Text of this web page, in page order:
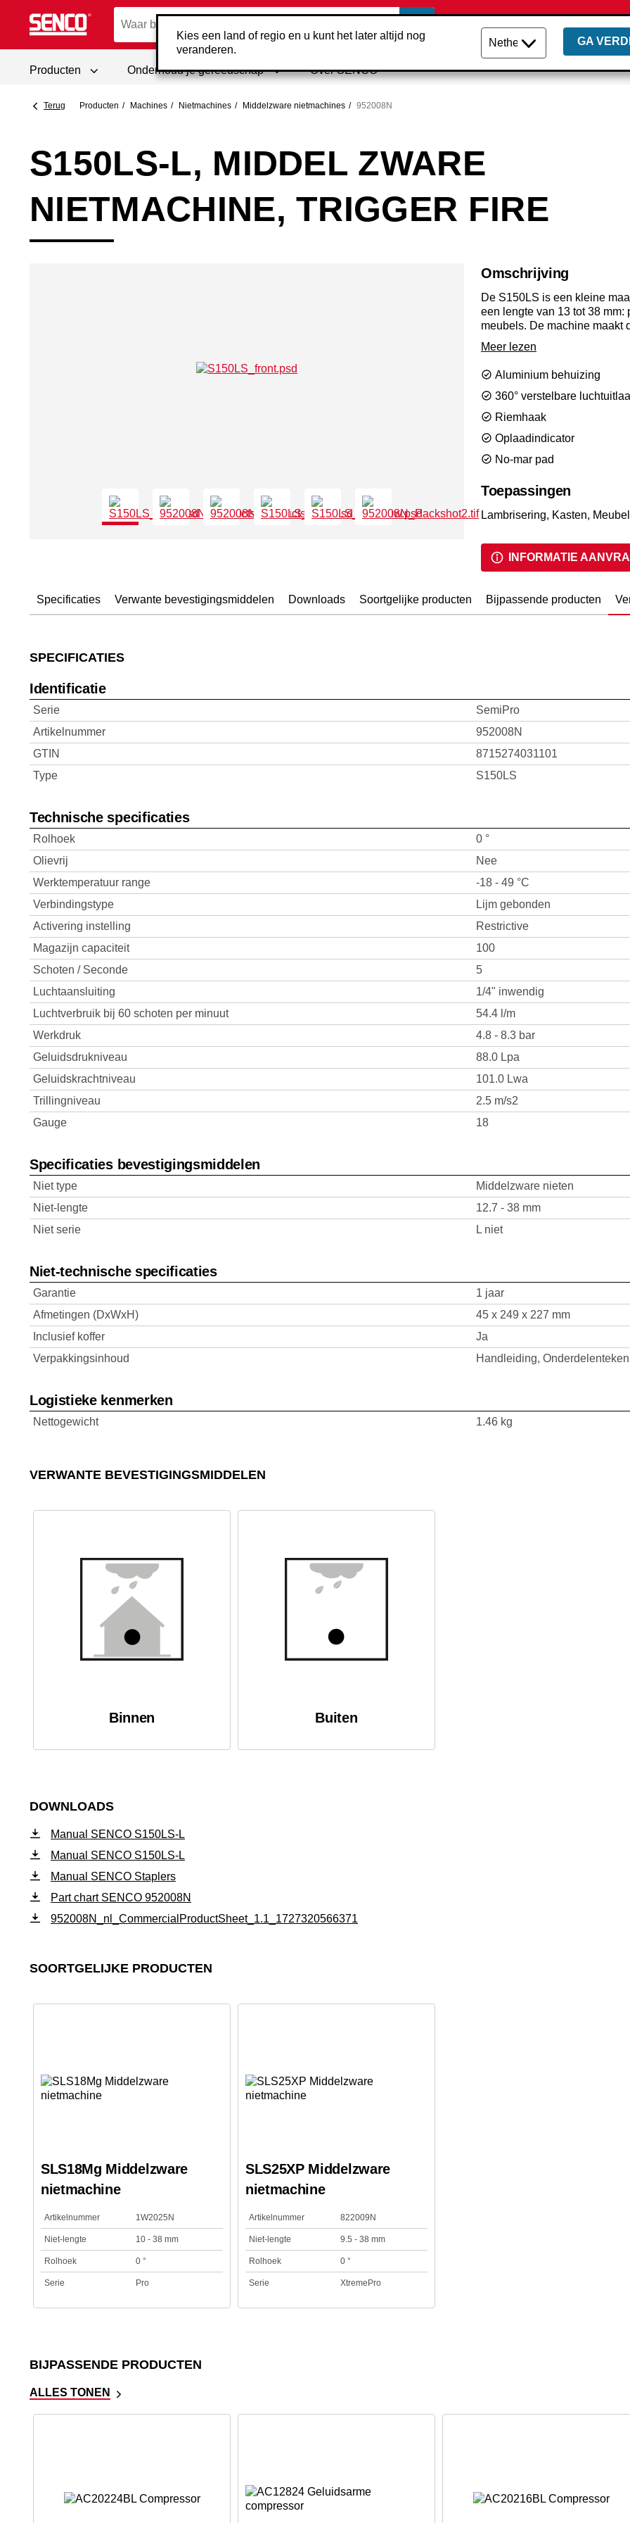
Kies een land of regio en u kunt het later altijd nog
veranderen.
GA
Producten Onderhoud je gereedschap Over SENCO
Terug Producten Machines Nietmachines Middelzware nietmachines 952008N
S150LS-L, MIDDEL ZWARE
NIETMACHINE, TRIGGER FIRE
Omschrijving
De S150LS is een kleine
een lengte van 13 tot 38
meubels. De machine maakt
volgens onze hoge normen
SemiPro-reeks is ontworpen
SemiPro machines
1 jaar garantie. Eenvoudig
Meer lezen
Aluminium behuizing
360° verstelbare
Riemhaak
Oplaadindicator
No-mar pad
Toepassingen
Lambrisering, Kasten,
INFORMATIE
Specificaties Verwante bevestigingsmiddelen Downloads Soortgelijke producten Bijpassende producten
SPECIFICATIES
Identificatie
Serie
SemiPro
Artikelnummer
952008N
GTIN
8715274031101
Type
S150LS
Technische specificaties
Rolhoek
0 °
Olievrij
Nee
Werktemperatuur range
-18 - 49 °C
Verbindingstype
Lijm gebonden
Activering instelling
Restrictive
Magazijn capaciteit
100
Schoten / Seconde
5
Luchtaansluiting
1/4" inwendig
Luchtverbruik bij 60 schoten per minuut
54.4 l/m
Werkdruk
4.8 - 8.3 bar
Geluidsdrukniveau
88.0 Lpa
Geluidskrachtniveau
101.0 Lwa
Trillingniveau
2.5 m/s2
Gauge
18
Specificaties bevestigingsmiddelen
Niet type
Middelzware nieten
Niet-lengte
12.7 - 38 mm
Niet serie
L niet
Niet-technische specificaties
Garantie
1 jaar
Afmetingen (DxWxH)
45 x 249 x 227 mm
Inclusief koffer
Ja
Verpakkingsinhoud
Handleiding,
Logistieke kenmerken
Nettogewicht 1.46 kg
VERWANTE BEVESTIGINGSMIDDELEN
Binnen Buiten
DOWNLOADS
Manual SENCO S150LS-L
Manual SENCO S150LS-L
Manual SENCO Staplers
Part chart SENCO 952008N
952008N_nl_CommercialProductSheet_1.1_1727320566371
SOORTGELIJKE PRODUCTEN
SLS18Mg Middelzware
nietmachine
Artikelnummer 1W2025N
Niet-lengte 10 - 38 mm
Rolhoek 0 °
Serie Pro
SLS25XP Middelzware
nietmachine
Artikelnummer 822009N
Niet-lengte 9.5 - 38 mm
Rolhoek 0 °
Serie XtremePro
BIJPASSENDE PRODUCTEN
ALLES TONEN